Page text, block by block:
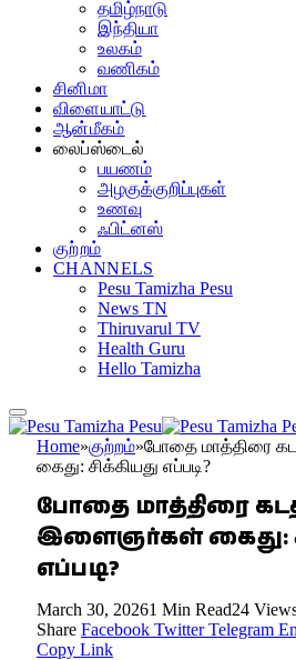
தமிழ்நாடு
இந்தியா
உலகம்
வணிகம்
சினிமா
விளையாட்டு
ஆன்மீகம்
லைப்ஸ்டைல்
பயணம்
அழகுக்குறிப்புகள்
உணவு
ஃபிட்னஸ்
குற்றம்
CHANNELS
Pesu Tamizha Pesu
News TN
Thiruvarul TV
Health Guru
Hello Tamizha
Home»குற்றம்»போதை மாத்திரை
கைது: சிக்கியது எப்படி?
போதை மாத்திரை
இளைஞர்கள் கைது:
எப்படி?
March 30, 20261 Min Read24
Share Facebook Twitter Telegram
Copy Link